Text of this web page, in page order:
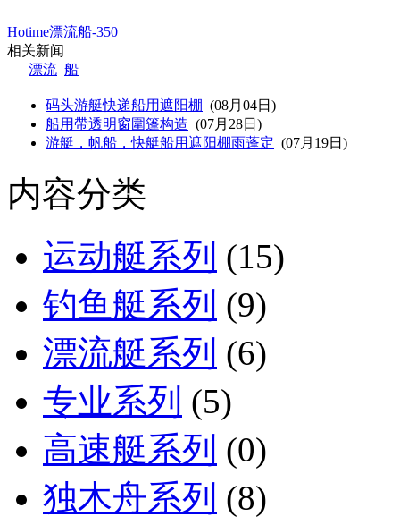
Hotime漂流船-350
相关新闻
漂流 船
码头游艇快递船用遮阳棚 (08月04日)
船用帶透明窗圍篷构造 (07月28日)
游艇，帆船，快艇船用遮阳棚雨蓬定 (07月19日)
内容分类
运动艇系列 (15)
钓鱼艇系列 (9)
漂流艇系列 (6)
专业系列 (5)
高速艇系列 (0)
独木舟系列 (8)